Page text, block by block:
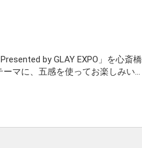
by GLAY EXPO」を心斎橋